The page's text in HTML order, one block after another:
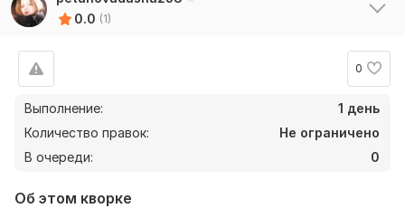
0.0 (1)
0
Выполнение:
1 день
Количество правок:
Не ограничено
В очереди:
0
Об этом кворке